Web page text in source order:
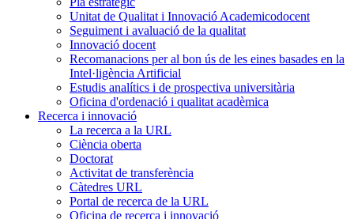
Unitat de Qualitat i Innovació Academicodocent
Seguiment i avaluació de la qualitat
Innovació docent
Recomanacions per al bon ús de les eines basades en la
Intel·ligència Artificial
Estudis analítics i de prospectiva universitària
Oficina d'ordenació i qualitat acadèmica
Recerca i innovació
La recerca a la URL
Ciència oberta
Doctorat
Activitat de transferència
Càtedres URL
Portal de recerca de la URL
Oficina de recerca i innovació